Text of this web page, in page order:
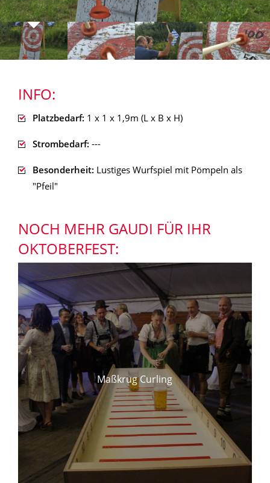
INFO:
Platzbedarf: 1 x 1 x 1,9m (L x B x H)
Strombedarf: ---
Besonderheit: Lustiges Wurfspiel mit Pömpeln als
"Pfeil"
NOCH MEHR GAUDI FÜR IHR
OKTOBERFEST:
Maßkrug Curling